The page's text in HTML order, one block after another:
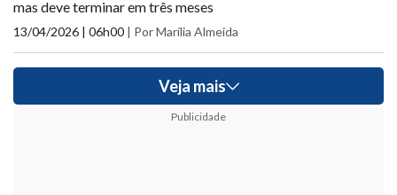
mas deve terminar em três meses
13/04/2026 | 06h00 | Por Marília Almeida
Veja mais
Publicidade